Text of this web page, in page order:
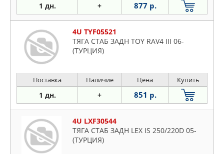
1 дн. + 877 р.
4U TYF05521
ТЯГА СТАБ ЗАДН TOY RAV4 III 06-
(ТУРЦИЯ)
Поставка Наличие Цена Купить
1 дн. + 851 р.
4U LXF30544
ТЯГА СТАБ ЗАДН LEX IS 250/220D 05-
(ТУРЦИЯ)